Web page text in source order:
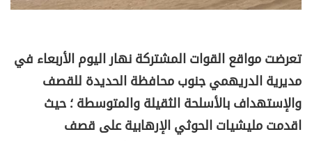
تعرضت مواقع القوات المشتركة نهار اليوم الأربعاء في
مديرية الدريهمي جنوب محافظة الحديدة للقصف
والإستهداف بالأسلحة الثقيلة والمتوسطة ؛ حيث
اقدمت مليشيات الحوثي الإرهابية على قصف